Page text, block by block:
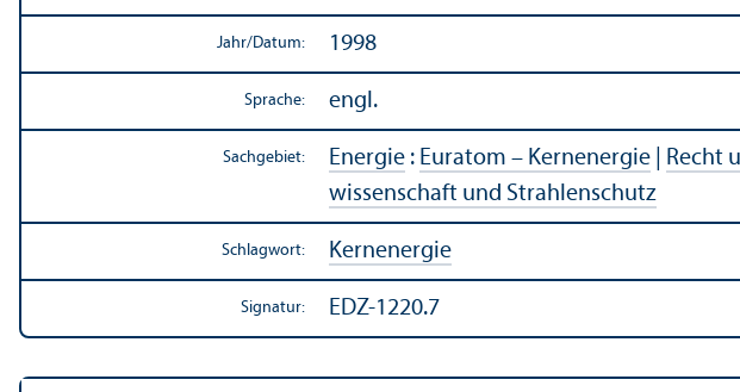
Jahr/Datum: 1998
Sprache: engl.
Sachgebiet: Energie : Euratom – Kernenergie Recht
wissenschaft und Strahlenschutz
Schlagwort: Kernenergie
Signatur: EDZ-1220.7